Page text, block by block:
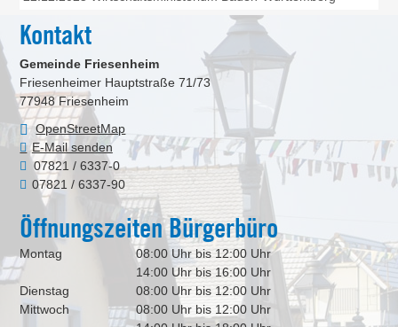
Kontakt
Gemeinde Friesenheim
Friesenheimer Hauptstraße 71/73
77948 Friesenheim
OpenStreetMap
E-Mail senden
07821 / 6337-0
07821 / 6337-90
Öffnungszeiten Bürgerbüro
Montag
08:00 Uhr bis 12:00 Uhr
14:00 Uhr bis 16:00 Uhr
Dienstag
08:00 Uhr bis 12:00 Uhr
Mittwoch
08:00 Uhr bis 12:00 Uhr